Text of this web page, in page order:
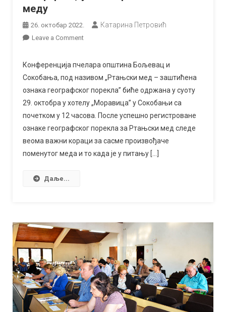
меду
26. октобар 2022. Катарина Петровић
Leave a Commenton
Конференција пчелара општина Бољевац и
Сокобања, под називом „Ртањски мед – заштићена
ознака географског порекла” биће одржана у суоту
29. октобра у хотелу „Моравица” у Сокобањи са
почетком у 12 часова. После успешно регистроване
ознаке географског порекла за Ртањски мед следе
веома важни кораци за сасме произвођаче
поменутог меда и то када је у питању […]
Даље...